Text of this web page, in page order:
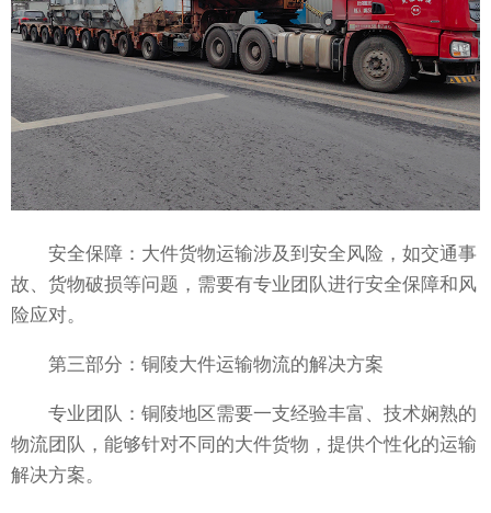
安全保障：大件货物运输涉及到安全风险，如交通事
故、货物破损等问题，需要有专业团队进行安全保障和风
险应对。
第三部分：铜陵大件运输物流的解决方案
专业团队：铜陵地区需要一支经验丰富、技术娴熟的
物流团队，能够针对不同的大件货物，提供个性化的运输
解决方案。